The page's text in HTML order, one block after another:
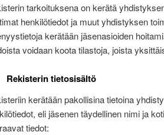
tarkoituksena on kerätä
henkilötiedot ja muut yhdistyksen
kerätään jäsenasioiden
voidaan koota tilastoja, joista
tietosisältö
kerätään pakollisina tietoina
eli jäsenen täydellinen nimi ja
tiedot: